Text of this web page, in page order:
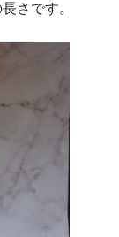
さです。